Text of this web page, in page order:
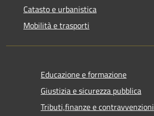
Catasto e urbanistica
Mobilità e trasporti
Educazione e formazione
Giustizia e sicurezza pubblica
Tributi,finanze e contravvenzioni